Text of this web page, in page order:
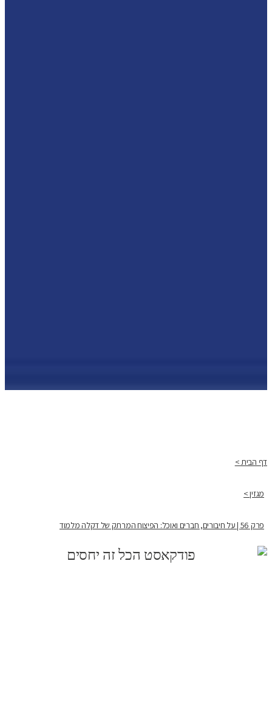
דף הבית >
מגזין >
פרק 56 | על חיבורים, חברים ואוכל: הפיצוח המרתק של דקלה מלמוד